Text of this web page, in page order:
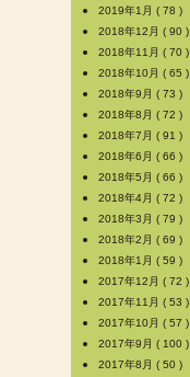
2019年1月 ( 78 )
2018年12月 ( 90 )
2018年11月 ( 70 )
2018年10月 ( 65 )
2018年9月 ( 73 )
2018年8月 ( 72 )
2018年7月 ( 91 )
2018年6月 ( 66 )
2018年5月 ( 66 )
2018年4月 ( 72 )
2018年3月 ( 79 )
2018年2月 ( 69 )
2018年1月 ( 59 )
2017年12月 ( 72 )
2017年11月 ( 53 )
2017年10月 ( 57 )
2017年9月 ( 100 )
2017年8月 ( 50 )